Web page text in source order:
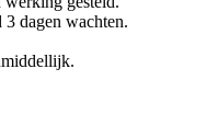
dagen wachten.